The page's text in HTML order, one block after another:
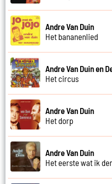
Andre Van Duin
Het bananenlied
Andre Van Duin en
Het circus
Andre Van Duin
Het dorp
Andre Van Duin
Het eerste wat ik